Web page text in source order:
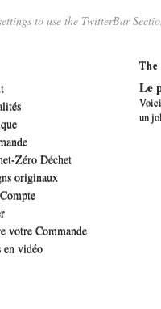
to use the TwitterBar
Zéro Déchet
originaux
votre Commande
en vidéo
The
Le
un